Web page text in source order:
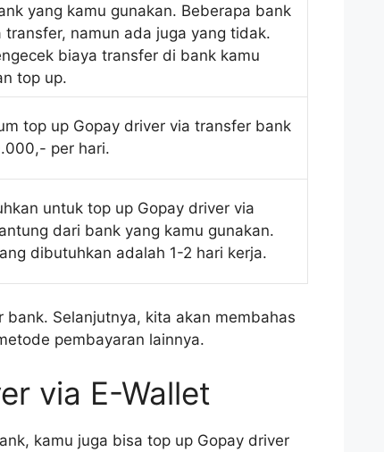
yang kamu gunakan. Beberapa bank
transfer, namun ada juga yang tidak.
biaya transfer di bank kamu
top up.
top up Gopay driver via transfer bank
per hari.
untuk top up Gopay driver via
dari bank yang kamu gunakan.
dibutuhkan adalah 1-2 hari kerja.
Selanjutnya, kita akan membahas
pembayaran lainnya.
via E-Wallet
kamu juga bisa top up Gopay driver